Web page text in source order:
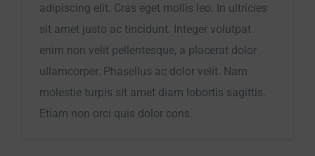
adipiscing elit. Cras eget mollis leo. In ultricies
sit amet justo ac tincidunt. Integer volutpat
enim non velit pellentesque, a placerat dolor
ullamcorper. Phasellus ac dolor velit. Nam
molestie turpis sit amet diam lobortis sagittis.
Etiam non orci quis dolor cons.